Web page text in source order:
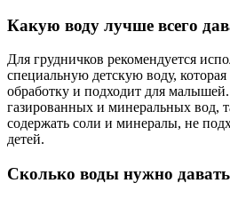
Какую воду лучше всего
Для грудничков рекомендуется
специальную детскую воду,
обработку и подходит для
газированных и минеральных вод,
содержать соли и минералы, не
детей.
Сколько воды нужно